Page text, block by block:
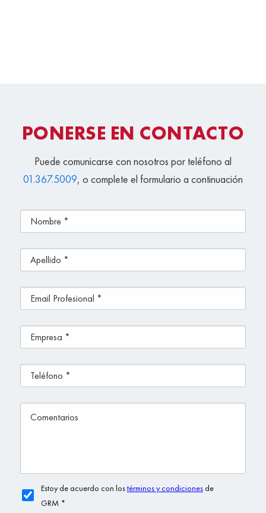
PONERSE EN CONTACTO
Puede comunicarse con nosotros por teléfono al
01.367.5009, o complete el formulario a continuación